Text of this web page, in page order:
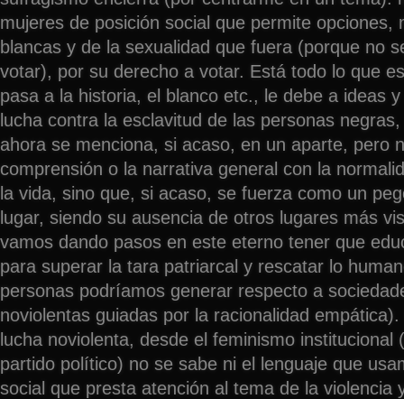
mujeres de posición social que permite opciones,
blancas y de la sexualidad que fuera (porque no
votar), por su derecho a votar. Está todo lo que
pasa a la historia, el blanco etc., le debe a ideas
lucha contra la esclavitud de las personas
ahora se menciona, si acaso, en un aparte, pero
comprensión o la narrativa general con la
la vida, sino que, si acaso, se fuerza como un
lugar, siendo su ausencia de otros lugares más
vamos dando pasos en este eterno tener que
para superar la tara patriarcal y rescatar lo
personas podríamos generar respecto a
noviolentas guiadas por la racionalidad
lucha noviolenta, desde el feminismo institucional
partido político) no se sabe ni el lenguaje que
social que presta atención al tema de la violencia